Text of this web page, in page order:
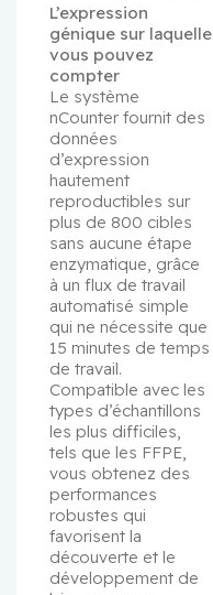
L’expression
génique sur laquelle
vous pouvez
compter
Le système
nCounter fournit des
données
d’expression
hautement
reproductibles sur
plus de 800 cibles
sans aucune étape
enzymatique, grâce
à un flux de travail
automatisé simple
qui ne nécessite que
15 minutes de temps
de travail.
Compatible avec les
types d’échantillons
les plus difficiles,
tels que les FFPE,
vous obtenez des
performances
robustes qui
favorisent la
découverte et le
développement de